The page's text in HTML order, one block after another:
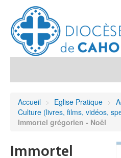
Démarches et sacrements
Sanctuaires & Pélerinages
Accueil > Eglise Pratique >
Culture (livres, films, vidéos,
Immortel grégorien - Noël
Immortel